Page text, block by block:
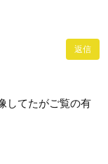
返信
してたがご覧の有